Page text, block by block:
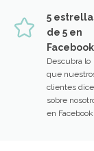
5
de 5 en
Facebook
Descubra lo
que
clientes
sobre
en Facebook